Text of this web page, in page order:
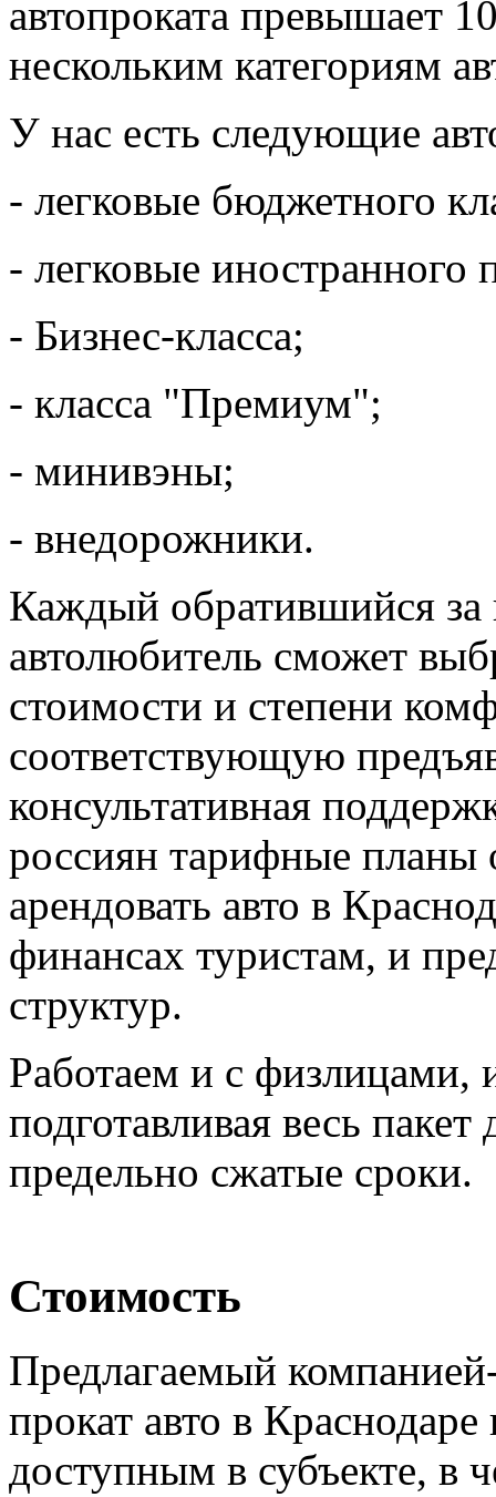
автопроката превышает
нескольким категориям
У нас есть следующие
- легковые бюджетного
- легковые иностранного
- Бизнес-класса;
- класса "Премиум";
- минивэны;
- внедорожники.
Каждый обратившийся
автолюбитель сможет
стоимости и степени
соответствующую
консультативная
россиян тарифные планы
арендовать авто в
финансах туристам, и
структур.
Работаем и с
подготавливая весь
предельно сжатые сроки.
Стоимость
Предлагаемый
прокат авто в
доступным в субъекте, в